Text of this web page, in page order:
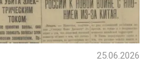
25.06.2026